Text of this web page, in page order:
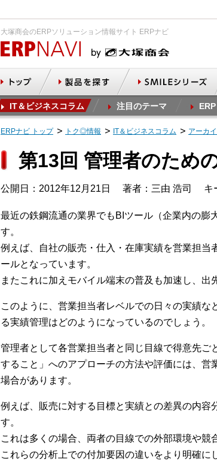
大塚商会のERPソリューション情報サイト ERPナビ
IT＆ビジネスコラム 注目のテーマ
ERPナビ トップ トク◎情報 IT＆ビジネスコラム アーカ
第13回 管理者のため
公開日：2012年12月21日 著者：三由 浩司 キ
最近の鉄鋼流通の業界でもBIツール（企業内の膨
す。
例えば、自社の販売・仕入・在庫実績を営業担
ールとなっています。
またこれに加えモバイル端末の普及も加速し、出
このように、営業担当者レベルでの日々の実績
る実績管理はどのようになっているのでしょう。
管理者として各営業担当者と同じ目線で得意先
すること」へのアプローチの方法や評価には、
場合があります。
例えば、販売に対する目標と実績との差異の内容
す。
これは多くの場合、両者の目線での外部環境や競
これらの分析上での付加要因の違いをより明確